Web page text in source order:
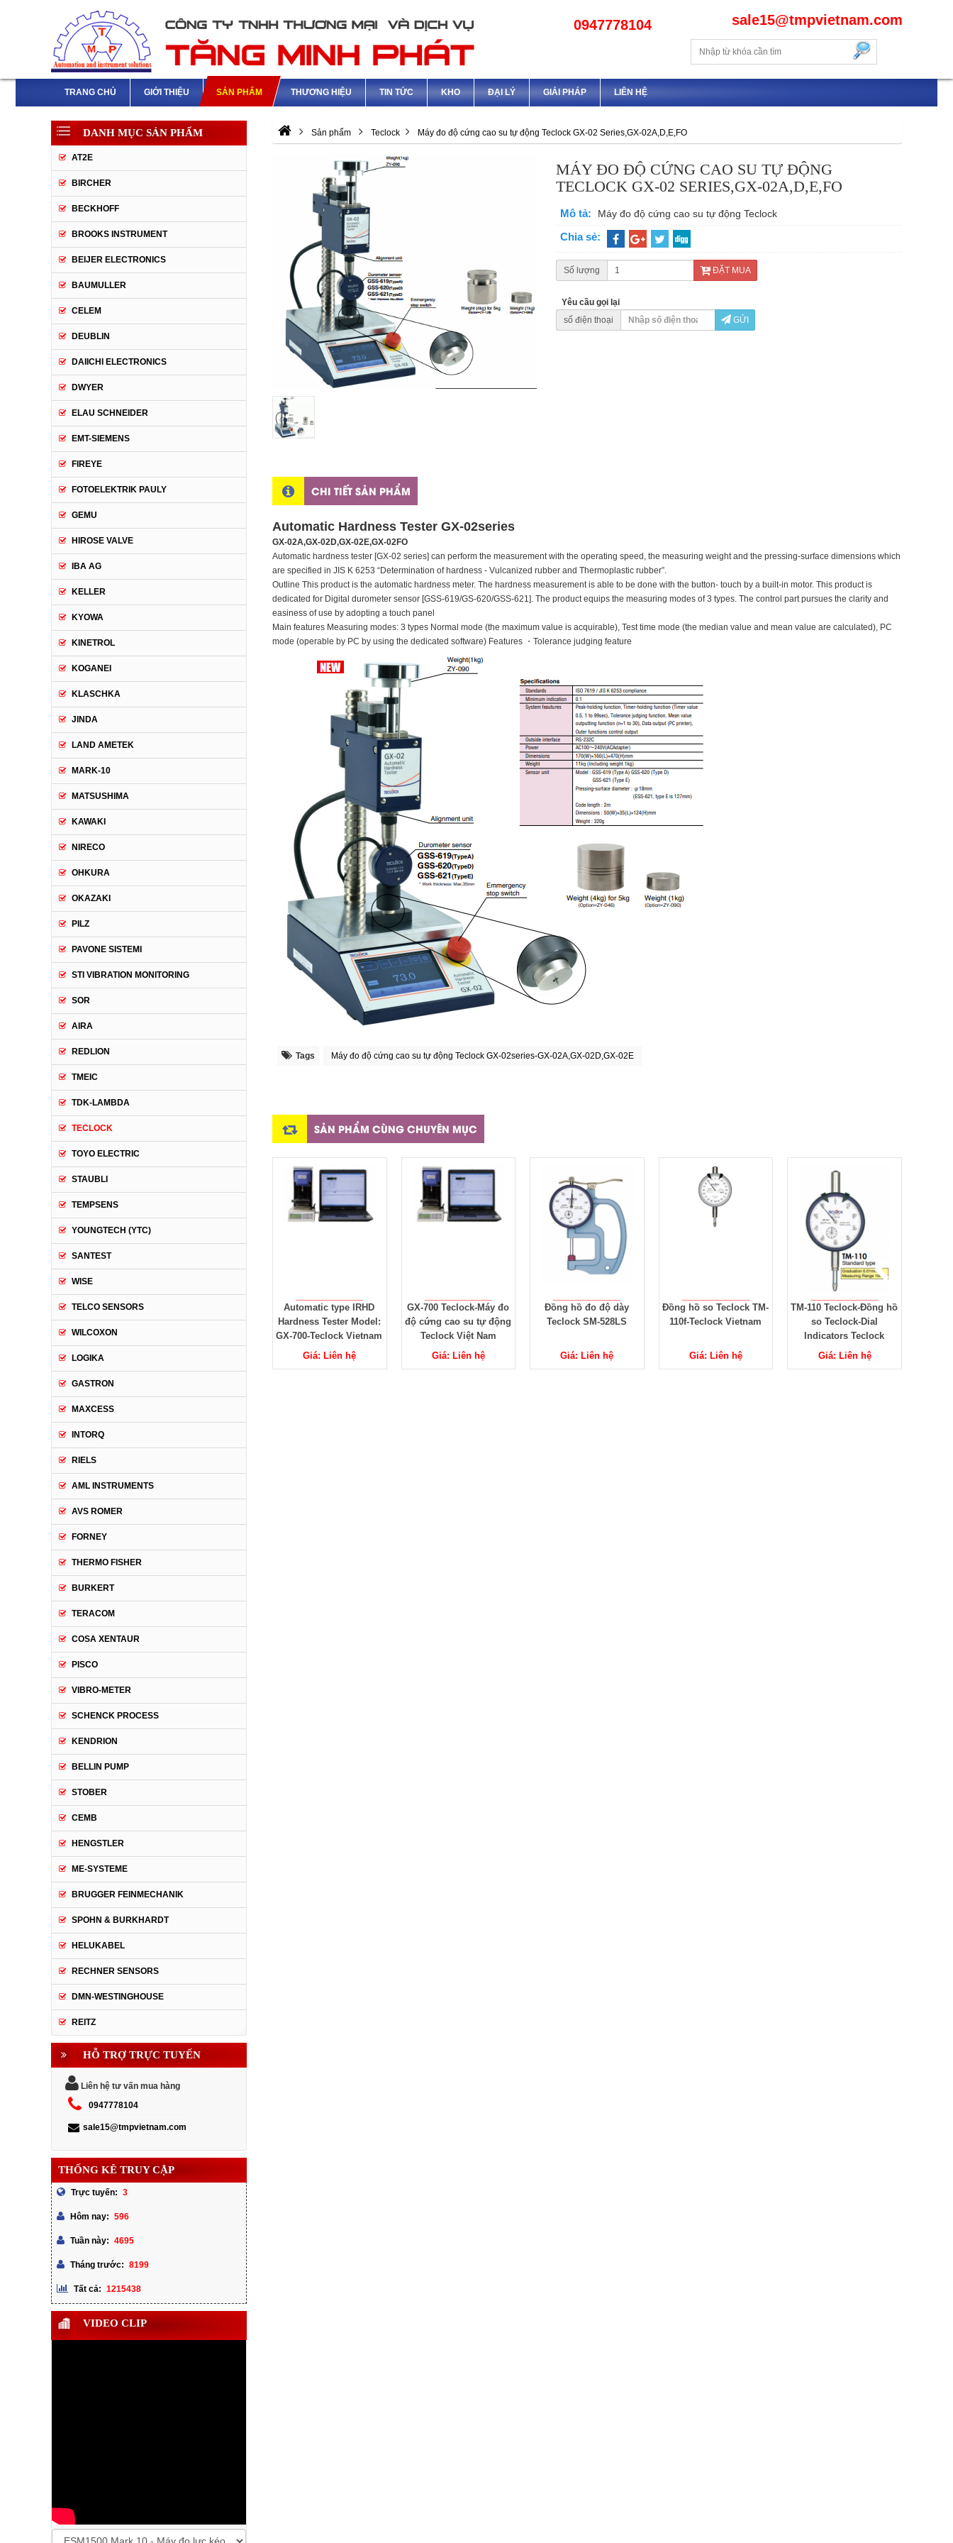
0947778104 sale15@tmpvietnam.com
TRANG CHỦ GIỚI THIỆU SẢN PHẨM THƯƠNG HIỆU TIN TỨC KHO ĐẠI LÝ GIẢI PHÁP LIÊN HỆ
Sản phẩm Teclock Máy đo độ cứng cao su tự động Teclock GX-02 Series,GX-02A,D,E,FO
MÁY ĐO ĐỘ CỨNG CAO SU TỰ ĐỘNG
TECLOCK GX-02 SERIES,GX-02A,D,E,FO
Mô tả: Máy đo độ cứng cao su tự động Teclock
Chia sẻ:
Số lượng ĐẶT MUA
Yêu cầu gọi lại
số điện thoại
GỬI
CHI TIẾT SẢN PHẨM
Automatic Hardness Tester GX-02series
GX-02A,GX-02D,GX-02E,GX-02FO
Automatic hardness tester [GX-02 series] can perform the measurement with the operating speed, the measuring weight and the pressing-surface dimensions which
are specified in JIS K 6253 “Determination of hardness - Vulcanized rubber and Thermoplastic rubber”.
Outline This product is the automatic hardness meter. The hardness measurement is able to be done with the button- touch by a built-in motor. This product is
dedicated for Digital durometer sensor [GSS-619/GS-620/GSS-621]. The product equips the measuring modes of 3 types. The control part pursues the clarity and
easiness of use by adopting a touch panel
Main features Measuring modes: 3 types Normal mode (the maximum value is acquirable), Test time mode (the median value and mean value are calculated), PC
mode (operable by PC by using the dedicated software) Features ・Tolerance judging feature
Tags Máy đo độ cứng cao su tự động Teclock GX-02series-GX-02A,GX-02D,GX-02E
SẢN PHẨM CÙNG CHUYÊN MỤC
Đồng hồ đo độ cứng cao
su Teclock GS-720N
Giá: Liên hệ
Hardness Tester Model:
GX-700 Teclock-Máy đo
độ cứng cao su tự động
Teclock Việt Nam
Giá: Liên hệ
Đồng hồ đo độ dày
Teclock SM-528LS
Giá: Liên hệ
Đồng hồ so Teclock TM-
110f-Teclock Vietnam
Giá: Liên hệ
TM-110 Teclock-Đồng hồ
so Teclock-Dial
Giá: Liên hệ
Máy đo độ dày Teclock
SMD-565J-3A,SMD-
540J,SMD-550J
Giá: Liên hệ
DANH MỤC SẢN PHẨM
AT2E
BIRCHER
BECKHOFF
BROOKS INSTRUMENT
BEIJER ELECTRONICS
BAUMULLER
CELEM
DEUBLIN
DAIICHI ELECTRONICS
DWYER
ELAU SCHNEIDER
EMT-SIEMENS
FIREYE
FOTOELEKTRIK PAULY
GEMU
HIROSE VALVE
IBA AG
KELLER
KYOWA
KINETROL
KOGANEI
KLASCHKA
JINDA
LAND AMETEK
MARK-10
MATSUSHIMA
KAWAKI
NIRECO
OHKURA
OKAZAKI
PILZ
PAVONE SISTEMI
STI VIBRATION MONITORING
SOR
AIRA
REDLION
TMEIC
TDK-LAMBDA
TECLOCK
TOYO ELECTRIC
STAUBLI
TEMPSENS
YOUNGTECH (YTC)
SANTEST
WISE
TELCO SENSORS
WILCOXON
LOGIKA
GASTRON
MAXCESS
INTORQ
RIELS
AML INSTRUMENTS
AVS ROMER
FORNEY
THERMO FISHER
BURKERT
TERACOM
COSA XENTAUR
PISCO
VIBRO-METER
SCHENCK PROCESS
KENDRION
BELLIN PUMP
STOBER
CEMB
HENGSTLER
ME-SYSTEME
BRUGGER FEINMECHANIK
SPOHN & BURKHARDT
HELUKABEL
RECHNER SENSORS
DMN-WESTINGHOUSE
REITZ
HỖ TRỢ TRỰC TUYẾN
Liên hệ tư vấn mua hàng
0947778104
sale15@tmpvietnam.com
THỐNG KÊ TRUY CẬP
Trực tuyến: 3
Hôm nay: 596
Tuần này: 4695
Tháng trước: 8199
Tất cả: 1215438
VIDEO CLIP